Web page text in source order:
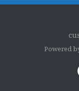
Powered